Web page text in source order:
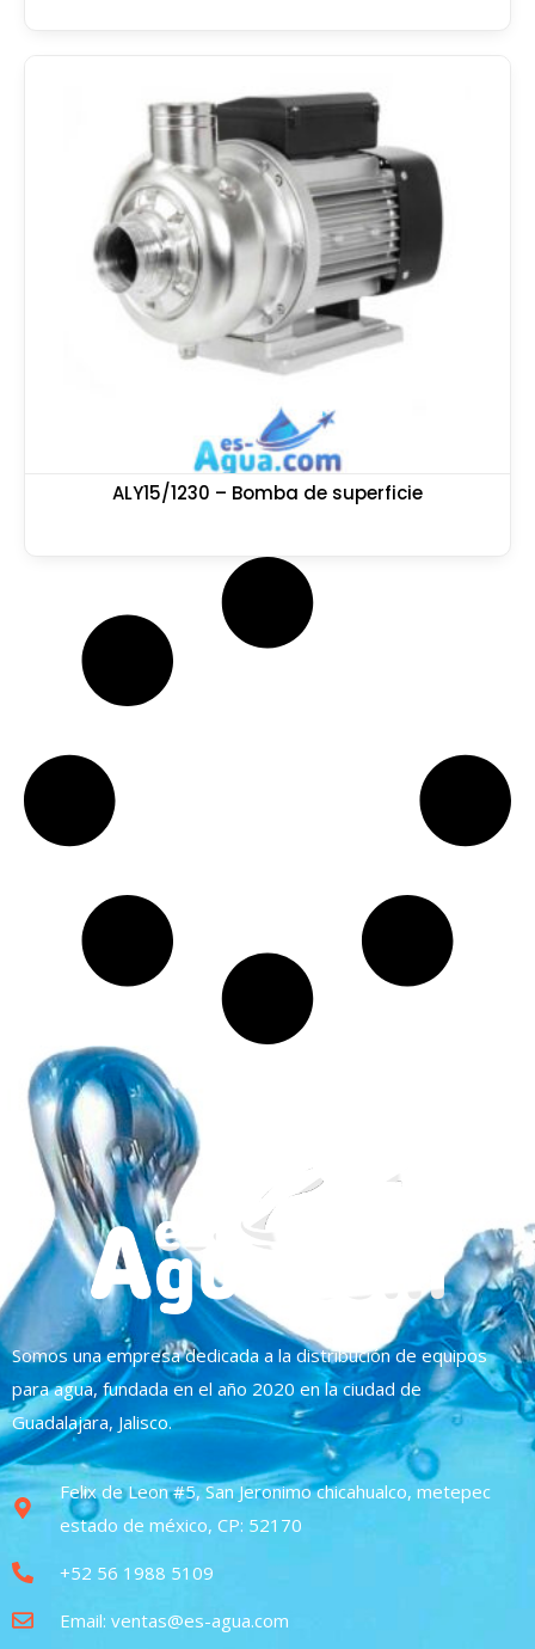
ALY15/1230 – Bomba de superficie
Somos una empresa dedicada a la distribución de equipos
para agua, fundada en el año 2020 en la ciudad de
Guadalajara, Jalisco.
Felix de Leon #5, San Jeronimo chicahualco, metepec
estado de méxico, CP: 52170
+52 56 1988 5109
Email: ventas@es-agua.com